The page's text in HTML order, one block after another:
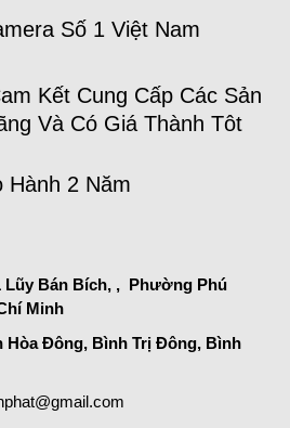
Số 1 Việt Nam
Kết Cung Cấp Các Sản
Và Có Giá Thành Tôt
Hành 2 Năm
Lũy Bán Bích, , Phường Phú
Minh
Hòa Đông, Bình Trị Đông, Bình